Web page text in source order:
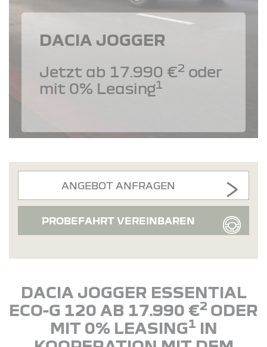
DACIA JOGGER
Jetzt ab 17.990 €2 oder
mit 0% Leasing1
ANGEBOT ANFRAGEN
PROBEFAHRT VEREINBAREN
DACIA JOGGER ESSENTIAL
ECO-G 120 AB 17.990 €2 ODER
MIT 0% LEASING1IN